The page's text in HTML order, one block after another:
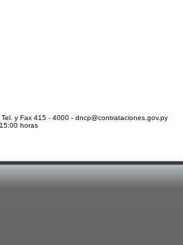
y Fax 415 - 4000 - dncp@contrataciones.gov.py
horas